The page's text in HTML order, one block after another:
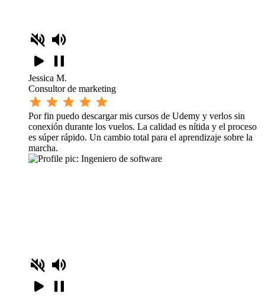
Jessica M.
Consultor de marketing
Por fin puedo descargar mis cursos de Udemy y verlos sin
conexión durante los vuelos. La calidad es nítida y el proceso
es súper rápido. Un cambio total para el aprendizaje sobre la
marcha.